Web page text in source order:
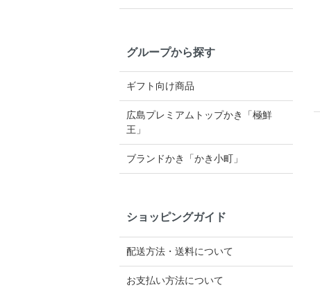
グループから探す
ギフト向け商品
広島プレミアムトップかき「極鮮
王」
ブランドかき「かき小町」
ショッピングガイド
配送方法・送料について
お支払い方法について